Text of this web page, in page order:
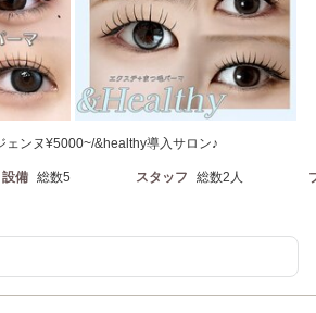
ェンヌ¥5000~/&healthy導入サロン♪
設備 総数5 スタッフ 総数2人